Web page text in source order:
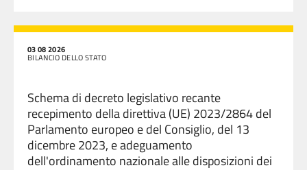
03 08 2026
BILANCIO DELLO STATO
Schema di decreto legislativo recante
recepimento della direttiva (UE) 2023/2864 del
Parlamento europeo e del Consiglio, del 13
dicembre 2023, e adeguamento
dell'ordinamento nazionale alle disposizioni dei